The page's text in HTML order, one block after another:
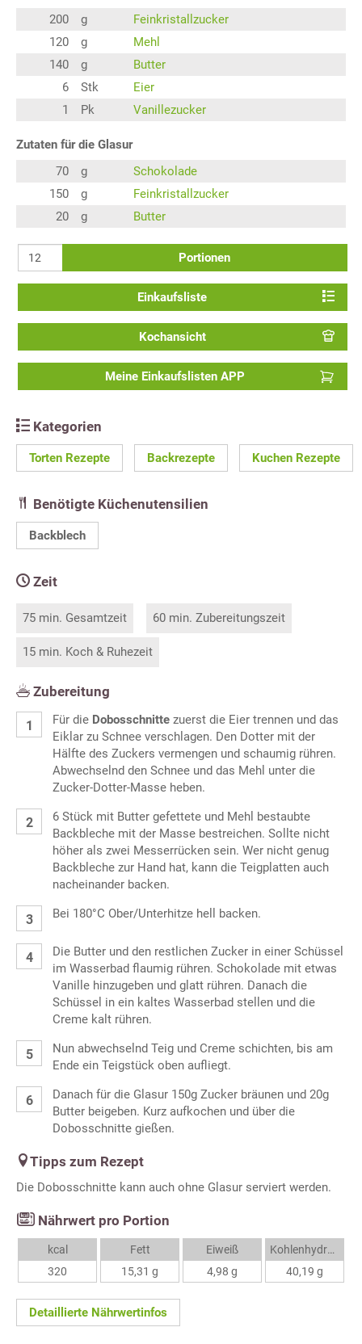
200 g
Feinkristallzucker
120
g
Mehl
140
g
Butter
6
Stk
Eier
1
Pk Vanillezucker
Zutaten für die Glasur
70
g
Schokolade
150
g
Feinkristallzucker
20
g Butter
Portionen
Einkaufsliste
Kochansicht
Meine Einkaufslisten APP
Kategorien
Torten Rezepte Backrezepte Kuchen Rezepte
Benötigte Küchenutensilien
Backblech
Zeit
75 min. Gesamtzeit 60 min. Zubereitungszeit
15 min. Koch & Ruhezeit
Zubereitung
Für die Dobosschnitte zuerst die Eier trennen und das
Eiklar zu Schnee verschlagen. Den Dotter mit der
Hälfte des Zuckers vermengen und schaumig rühren.
Abwechselnd den Schnee und das Mehl unter die
Zucker-Dotter-Masse heben.
6 Stück mit Butter gefettete und Mehl bestaubte
Backbleche mit der Masse bestreichen. Sollte nicht
höher als zwei Messerrücken sein. Wer nicht genug
Backbleche zur Hand hat, kann die Teigplatten auch
nacheinander backen.
Bei 180°C Ober/Unterhitze hell backen.
Die Butter und den restlichen Zucker in einer Schüssel
im Wasserbad flaumig rühren. Schokolade mit etwas
Vanille hinzugeben und glatt rühren. Danach die
Schüssel in ein kaltes Wasserbad stellen und die
Creme kalt rühren.
Nun abwechselnd Teig und Creme schichten, bis am
Ende ein Teigstück oben aufliegt.
Danach für die Glasur 150g Zucker bräunen und 20g
Butter beigeben. Kurz aufkochen und über die
Dobosschnitte gießen.
Tipps zum Rezept
Die Dobosschnitte kann auch ohne Glasur serviert werden.
Nährwert pro Portion
kcal
320
Fett
15,31 g
Eiweiß
4,98 g
Kohlenhydrate
40,19 g
Detaillierte Nährwertinfos